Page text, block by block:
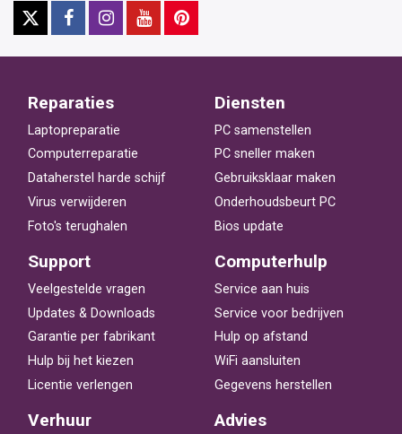
Reparaties
Laptopreparatie
Computerreparatie
Dataherstel harde schijf
Virus verwijderen
Foto's terughalen
Diensten
PC samenstellen
PC sneller maken
Gebruiksklaar maken
Onderhoudsbeurt PC
Bios update
Support
Veelgestelde vragen
Updates & Downloads
Garantie per fabrikant
Hulp bij het kiezen
Licentie verlengen
Computerhulp
Service aan huis
Service voor bedrijven
Hulp op afstand
WiFi aansluiten
Gegevens herstellen
Verhuur Advies